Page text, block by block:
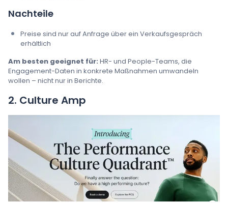
Nachteile
Preise sind nur auf Anfrage über ein Verkaufsgespräch
erhältlich
Am besten geeignet für: HR- und People-Teams, die
Engagement-Daten in konkrete Maßnahmen umwandeln
wollen – nicht nur in Berichte.
2. Culture Amp